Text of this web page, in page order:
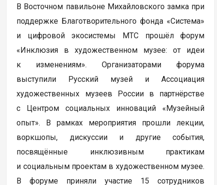
В Восточном павильоне Михайловского замка при
поддержке Благотворительного фонда «Система»
и цифровой экосистемы МТС прошёл форум
«Инклюзия в художественном музее: от идеи
к изменениям». Организаторами форума
выступили Русский музей и Ассоциация
художественных музеев России в партнёрстве
с Центром социальных инноваций «Музейный
опыт». В рамках мероприятия прошли лекции,
воркшопы, дискуссии и другие события,
посвящённые инклюзивным практикам
и социальным проектам в художественном музее.
В форуме приняли участие 15 сотрудников